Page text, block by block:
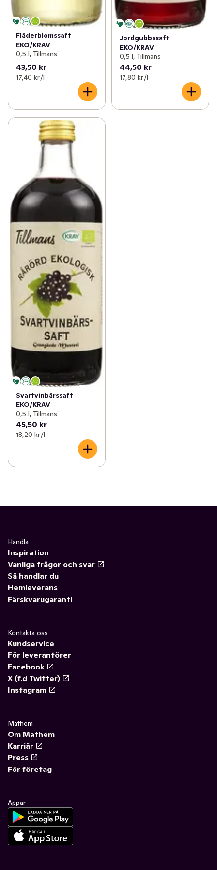
Fläderblomssaft
EKO/KRAV
0,5 l, Tillmans
43,50 kr
17,40 kr /l
Jordgubbssaft
EKO/KRAV
0,5 l, Tillmans
44,50 kr
17,80 kr /l
Svartvinbärssaft
EKO/KRAV
0,5 l, Tillmans
45,50 kr
18,20 kr /l
Handla
Inspiration
Vanliga frågor och svar
Så handlar du
Hemleverans
Färskvarugaranti
Kontakta oss
Kundservice
För leverantörer
Facebook
X (f.d Twitter)
Instagram
Mathem
Om Mathem
Karriär
Press
För företag
Appar